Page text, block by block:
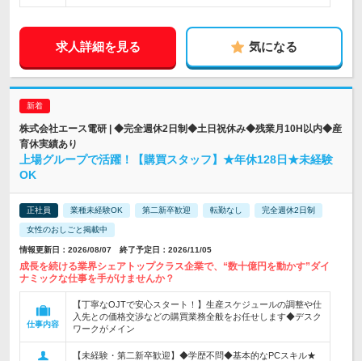
求人詳細を見る 気になる
株式会社エース電研 | ◆完全週休2日制◆土日祝休み◆残業月10H以内◆産
育休実績あり
上場グループで活躍！【購買スタッフ】★年休128日★未経験
OK
正社員 業種未経験OK 第二新卒歓迎 転勤なし 完全週休2日制
女性のおしごと掲載中
情報更新日：2026/08/07 終了予定日：2026/11/05
成長を続ける業界シェアトップクラス企業で、“数十億円を動かす”ダイ
ナミックな仕事を手がけませんか？
仕事内容
【丁寧なOJTで安心スタート！】生産スケジュールの調整や仕
入先との価格交渉などの購買業務全般をお任せします◆デスク
ワークがメイン
【未経験・第二新卒歓迎】◆学歴不問◆基本的なPCスキル★